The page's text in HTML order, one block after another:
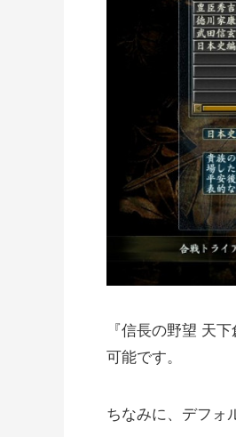
『信長の野望 天
可能です。
ちなみに、デフォ